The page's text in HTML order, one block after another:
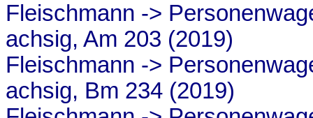
Fleischmann ->
achsig, Am 203 (2019)
Fleischmann ->
achsig, Bm 234 (2019)